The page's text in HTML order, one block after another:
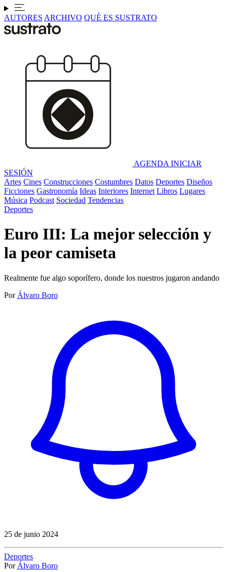
AUTORES ARCHIVO QUÉ ES SUSTRATO
AGENDA INICIAR
SESIÓN
Artes Cines Construcciones Costumbres Datos Deportes Diseños
Ficciones Gastronomía Ideas Interiores Internet Libros Lugares
Música Podcast Sociedad Tendencias
Deportes
Euro III: La mejor selección y
la peor camiseta
Realmente fue algo soporífero, donde los nuestros jugaron andando
Por Álvaro Boro
25 de junio 2024
Deportes
Por Álvaro Boro